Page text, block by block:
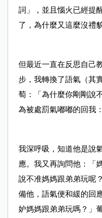
詞」，並且惱火已經提
了，為什麼又這麼沒禮
但最近一直在反思自己
步，我轉換了語氣（其
萄：「為什麼你剛剛說
為被處罰氣嘟嘟的回我
我深呼吸，知道他是說
應。我又再詢問他：「
說不准媽媽跟弟弟玩呢
備他，語氣便和緩的回
妒媽媽跟弟弟玩嗎？」